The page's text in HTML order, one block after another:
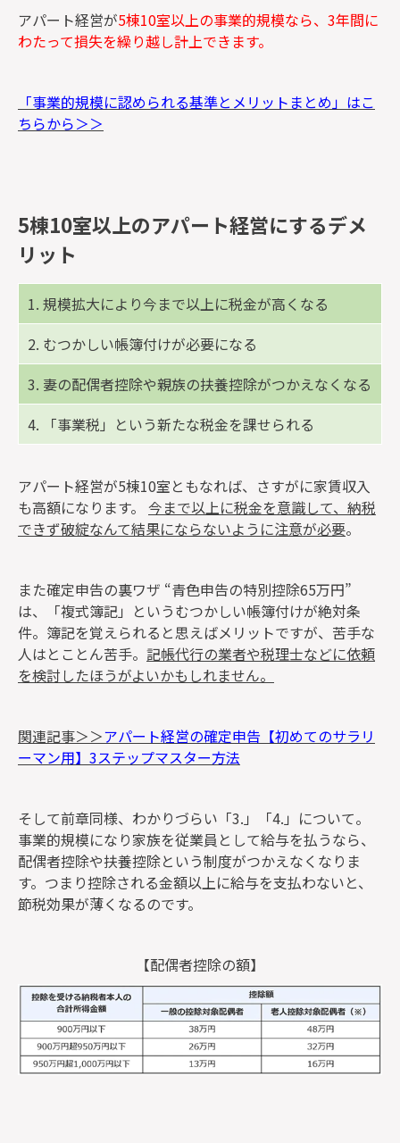
アパート経営が5棟10室以上の事業的規模なら、3年間に
わたって損失を繰り越し計上できます。
「事業的規模に認められる基準とメリットまとめ」はこ
ちらから＞＞
5棟10室以上のアパート経営にするデメ
リット
1. 規模拡大により今まで以上に税金が高くなる
2. むつかしい帳簿付けが必要になる
3. 妻の配偶者控除や親族の扶養控除がつかえなくなる
4. 「事業税」という新たな税金を課せられる
アパート経営が5棟10室ともなれば、さすがに家賃収入
も高額になります。 今まで以上に税金を意識して、納税
できず破綻なんて結果にならないように注意が必要。
また確定申告の裏ワザ “青色申告の特別控除65万円”
は、「複式簿記」というむつかしい帳簿付けが絶対条
件。簿記を覚えられると思えばメリットですが、苦手な
人はとことん苦手。 記帳代行の業者や税理士などに依頼
を検討したほうがよいかもしれません。
関連記事＞＞アパート経営の確定申告【初めてのサラリ
ーマン用】3ステップマスター方法
そして前章同様、わかりづらい「3.」「4.」について。
事業的規模になり家族を従業員として給与を払うなら、
配偶者控除や扶養控除という制度がつかえなくなりま
す。つまり控除される金額以上に給与を支払わないと、
節税効果が薄くなるのです。
【配偶者控除の額】